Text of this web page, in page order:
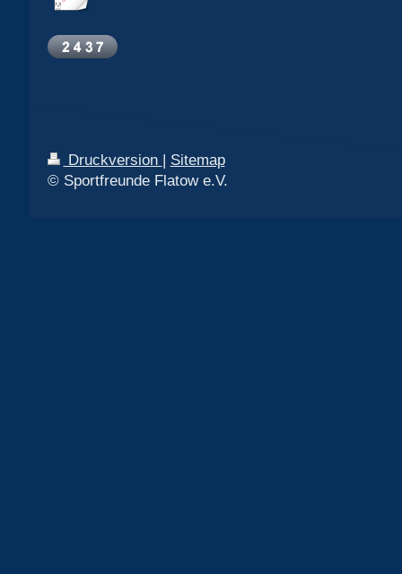
Druckversion | Sitemap
© Sportfreunde Flatow e.V.